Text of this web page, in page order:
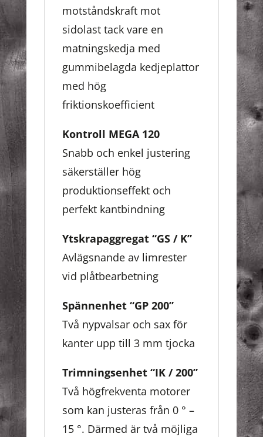
motståndskraft mot
sidolast tack vare en
matningskedja med
gummibelagda kedjeplattor
med hög
friktionskoefficient
Kontroll MEGA 120
Snabb och enkel justering
säkerställer hög
produktionseffekt och
perfekt kantbindning
Ytskrapaggregat “GS / K”
Avlägsnande av limrester
vid plåtbearbetning
Spännenhet “GP 200”
Två nypvalsar och sax för
kanter upp till 3 mm tjocka
Trimningsenhet “IK / 200”
Två högfrekventa motorer
som kan justeras från 0 ° –
15 °. Därmed är två möjliga